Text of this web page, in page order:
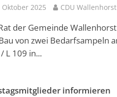
Oktober 2025 CDU Wallenhorst
der Gemeinde
von zwei Bedarfsampeln
L 109 in...
informieren